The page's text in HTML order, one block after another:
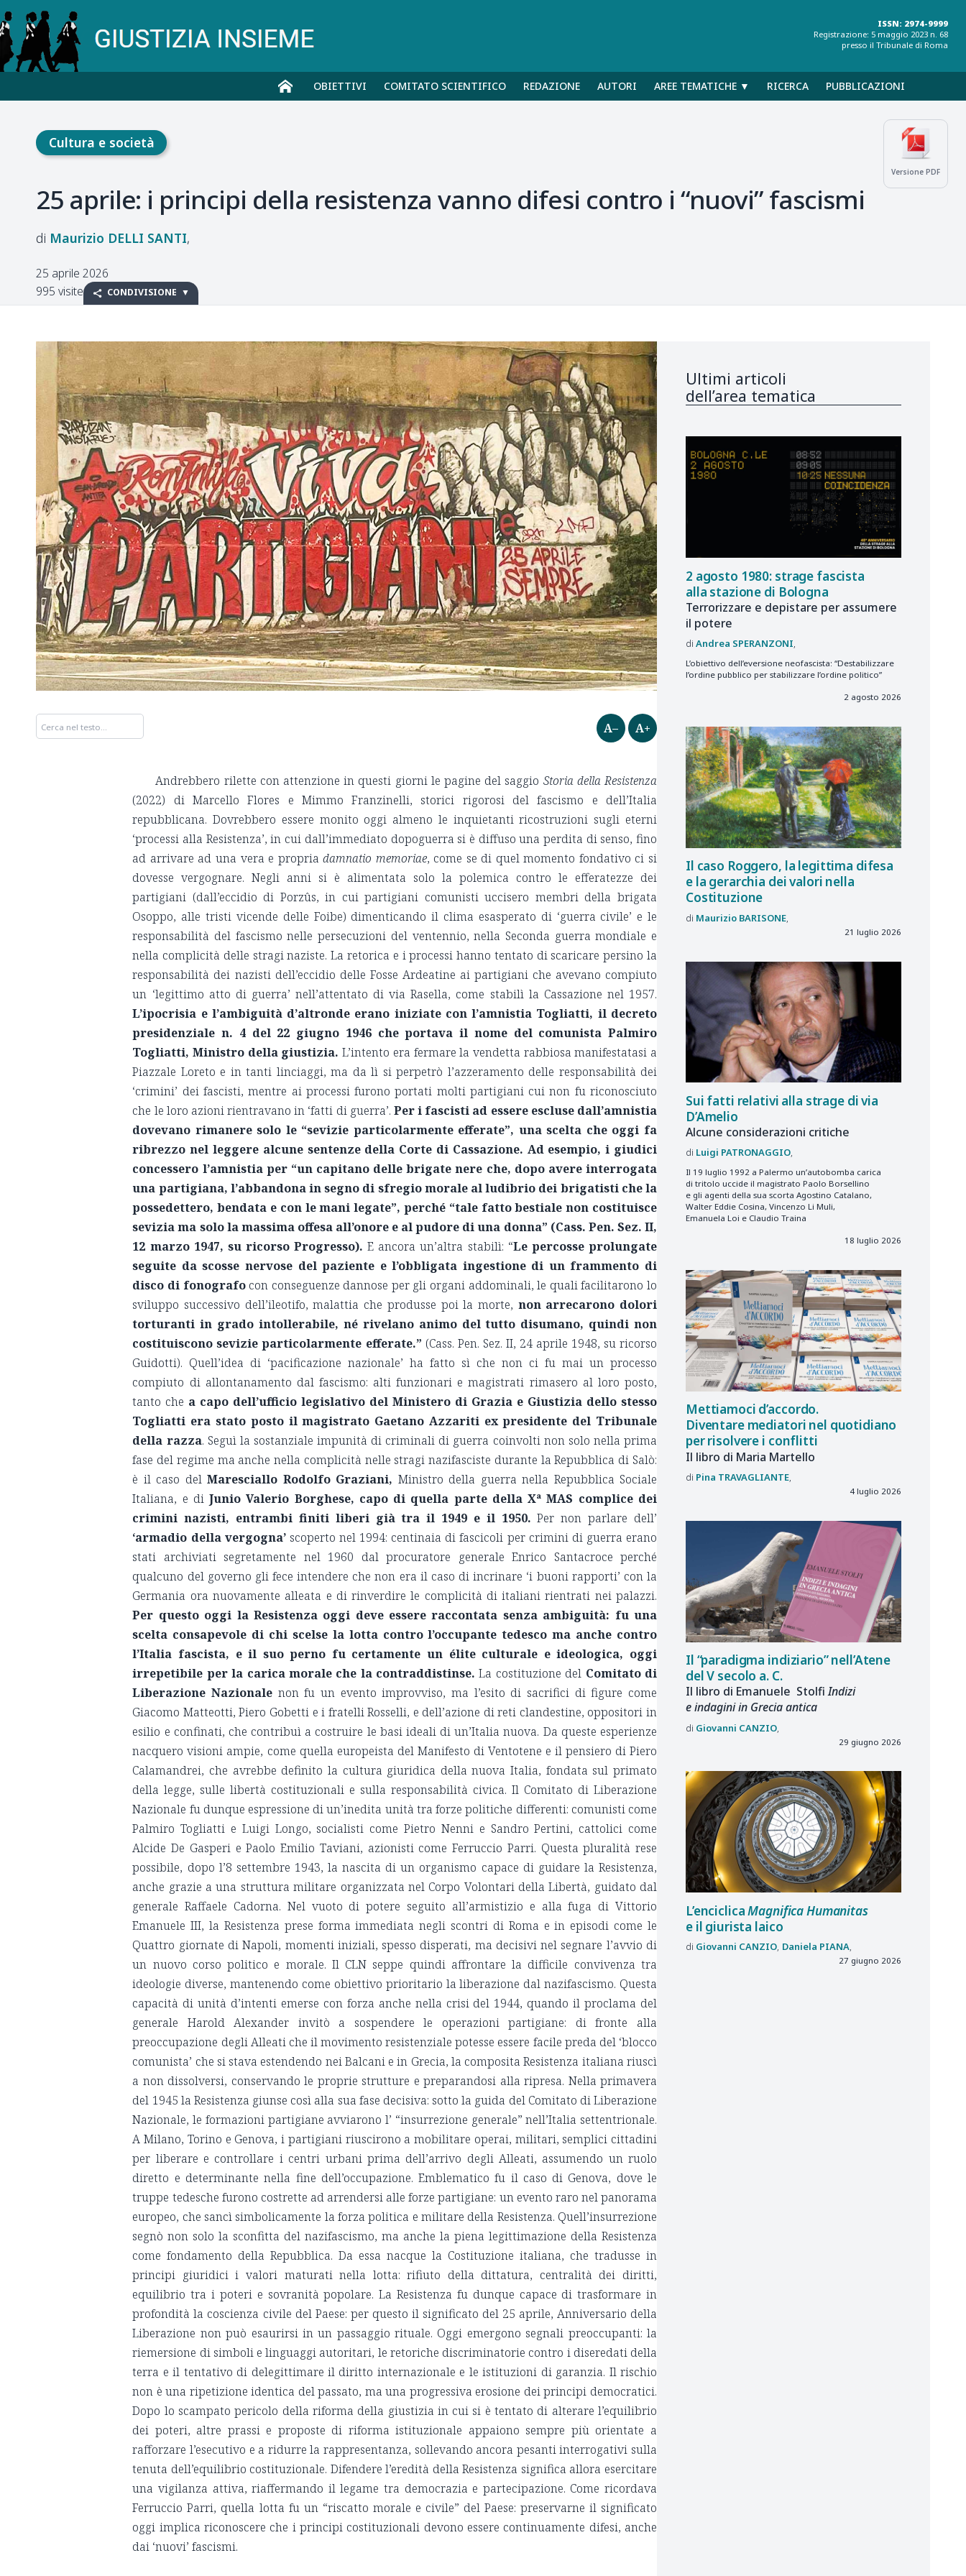
ISSN: 2974-9999
Registrazione: 5 maggio 2023 n. 68
presso il Tribunale di Roma
OBIETTIVI COMITATO SCIENTIFICO REDAZIONE AUTORI AREE TEMATICHE ▼ RICERCA PUBBLICAZIONI
Versione PDF
Cultura e società
25 aprile: i principi della resistenza vanno difesi contro i “nuovi” fascismi
Maurizio DELLI SANTI
25 aprile 2026
995 visite
CONDIVISIONE
A– A+
Andrebbero rilette con attenzione in questi giorni le pagine del saggio Storia della Resistenza
(2022) di Marcello Flores e Mimmo Franzinelli, storici rigorosi del fascismo e dell’Italia
repubblicana. Dovrebbero essere monito oggi almeno le inquietanti ricostruzioni sugli eterni
‘processi alla Resistenza’, in cui dall’immediato dopoguerra si è diffuso una perdita di senso, fino
ad arrivare ad una vera e propriadamnatio memoriae, come se di quel momento fondativo ci si
dovesse vergognare. Negli anni si è alimentata solo la polemica contro le efferatezze dei
partigiani (dall’eccidio di Porzûs, in cui partigiani comunisti uccisero membri della brigata
Osoppo, alle tristi vicende delle Foibe) dimenticando il clima esasperato di ‘guerra civile’ e le
responsabilità del fascismo nelle persecuzioni del ventennio, nella Seconda guerra mondiale e
nella complicità delle stragi naziste. La retorica e i processi hanno tentato di scaricare persino la
responsabilità dei nazisti dell’eccidio delle Fosse Ardeatine ai partigiani che avevano compiuto
un ‘legittimo atto di guerra’ nell’attentato di via Rasella, come stabilì la Cassazione nel 1957.
L’ipocrisia e l’ambiguità d’altronde erano iniziate con l’amnistia Togliatti, il decreto
presidenziale n. 4 del 22 giugno 1946 che portava il nome del comunista Palmiro
Togliatti, Ministro della giustizia.L’intento era fermare la vendetta rabbiosa manifestatasi a
Piazzale Loreto e in tanti linciaggi, ma da lì si perpetrò l’azzeramento delle responsabilità dei
‘crimini’ dei fascisti, mentre ai processi furono portati molti partigiani cui non fu riconosciuto
che le loro azioni rientravano in ‘fatti di guerra’. Per i fascisti ad essere escluse dall’amnistia
dovevano rimanere solo le “sevizie particolarmente efferate”, una scelta che oggi fa
ribrezzo nel leggere alcune sentenze della Corte di Cassazione. Ad esempio, i giudici
concessero l’amnistia per “un capitano delle brigate nere che, dopo avere interrogata
una partigiana, l’abbandona in segno di sfregio morale al ludibrio dei brigatisti che la
possedettero, bendata e con le mani legate”, perché “tale fatto bestiale non costituisce
sevizia ma solo la massima offesa all’onore e al pudore di una donna” (Cass. Pen. Sez. II,
12 marzo 1947, su ricorso Progresso).E ancora un’altra stabilì: “Le percosse prolungate
seguite da scosse nervose del paziente e l’obbligata ingestione di un frammento di
disco di fonografo con conseguenze dannose per gli organi addominali, le quali facilitarono lo
sviluppo successivo dell’ileotifo, malattia che produsse poi la morte, non arrecarono dolori
torturanti in grado intollerabile, né rivelano animo del tutto disumano, quindi non
costituiscono sevizie particolarmente efferate.” (Cass. Pen. Sez. II, 24 aprile 1948, su ricorso
Guidotti). Quell’idea di ‘pacificazione nazionale’ ha fatto sì che non ci fu mai un processo
compiuto di allontanamento dal fascismo: alti funzionari e magistrati rimasero al loro posto,
tanto che a capo dell’ufficio legislativo del Ministero di Grazia e Giustizia dello stesso
Togliatti era stato posto il magistrato Gaetano Azzariti ex presidente del Tribunale
della razza. Seguì la sostanziale impunità di criminali di guerra coinvolti non solo nella prima
fase del regime ma anche nella complicità nelle stragi nazifasciste durante la Repubblica di Salò:
è il caso delMaresciallo Rodolfo Graziani, Ministro della guerra nella Repubblica Sociale
Italiana, e diJunio Valerio Borghese, capo di quella parte della Xª MAS complice dei
crimini nazisti, entrambi finiti liberi già tra il 1949 e il 1950.Per non parlare dell’
‘armadio della vergogna’ scoperto nel 1994: centinaia di fascicoli per crimini di guerra erano
stati archiviati segretamente nel 1960 dal procuratore generale Enrico Santacroce perché
qualcuno del governo gli fece intendere che non era il caso di incrinare ‘i buoni rapporti’ con la
Germania ora nuovamente alleata e di rinverdire le complicità di italiani rientrati nei palazzi.
Per questo oggi la Resistenza oggi deve essere raccontata senza ambiguità: fu una
scelta consapevole di chi scelse la lotta contro l’occupante tedesco ma anche contro
l’Italia fascista, e il suo perno fu certamente un élite culturale e ideologica, oggi
irrepetibile per la carica morale che la contraddistinse.La costituzione del Comitato di
Liberazione Nazionale non fu un evento improvviso, ma l’esito di sacrifici di figure come
Giacomo Matteotti, Piero Gobetti e i fratelli Rosselli, e dell’azione di reti clandestine, oppositori in
esilio e confinati, che contribuì a costruire le basi ideali di un’Italia nuova. Da queste esperienze
nacquero visioni ampie, come quella europeista del Manifesto di Ventotene e il pensiero di Piero
Calamandrei, che avrebbe definito la cultura giuridica della nuova Italia, fondata sul primato
della legge, sulle libertà costituzionali e sulla responsabilità civica. Il Comitato di Liberazione
Nazionale fu dunque espressione di un’inedita unità tra forze politiche differenti: comunisti come
Palmiro Togliatti e Luigi Longo, socialisti come Pietro Nenni e Sandro Pertini, cattolici come
Alcide De Gasperi e Paolo Emilio Taviani, azionisti come Ferruccio Parri. Questa pluralità rese
possibile, dopo l’8 settembre 1943, la nascita di un organismo capace di guidare la Resistenza,
anche grazie a una struttura militare organizzata nel Corpo Volontari della Libertà, guidato dal
generale Raffaele Cadorna. Nel vuoto di potere seguito all’armistizio e alla fuga di Vittorio
Emanuele III, la Resistenza prese forma immediata negli scontri di Roma e in episodi come le
Quattro giornate di Napoli, momenti iniziali, spesso disperati, ma decisivi nel segnare l’avvio di
un nuovo corso politico e morale. Il CLN seppe quindi affrontare la difficile convivenza tra
ideologie diverse, mantenendo come obiettivo prioritario la liberazione dal nazifascismo. Questa
capacità di unità d’intenti emerse con forza anche nella crisi del 1944, quando il proclama del
generale Harold Alexander invitò a sospendere le operazioni partigiane: di fronte alla
preoccupazione degli Alleati che il movimento resistenziale potesse essere facile preda del ‘blocco
comunista’ che si stava estendendo nei Balcani e in Grecia, la composita Resistenza italiana riuscì
a non dissolversi, conservando le proprie strutture e preparandosi alla ripresa. Nella primavera
del 1945 la Resistenza giunse così alla sua fase decisiva: sotto la guida del Comitato di Liberazione
Nazionale, le formazioni partigiane avviarono l’ “insurrezione generale” nell’Italia settentrionale.
A Milano, Torino e Genova, i partigiani riuscirono a mobilitare operai, militari, semplici cittadini
per liberare e controllare i centri urbani prima dell’arrivo degli Alleati, assumendo un ruolo
diretto e determinante nella fine dell’occupazione. Emblematico fu il caso di Genova, dove le
truppe tedesche furono costrette ad arrendersi alle forze partigiane: un evento raro nel panorama
europeo, che sancì simbolicamente la forza politica e militare della Resistenza. Quell’insurrezione
segnò non solo la sconfitta del nazifascismo, ma anche la piena legittimazione della Resistenza
come fondamento della Repubblica. Da essa nacque la Costituzione italiana, che tradusse in
principi giuridici i valori maturati nella lotta: rifiuto della dittatura, centralità dei diritti,
equilibrio tra i poteri e sovranità popolare. La Resistenza fu dunque capace di trasformare in
profondità la coscienza civile del Paese: per questo il significato del 25 aprile, Anniversario della
Liberazione non può esaurirsi in un passaggio rituale. Oggi emergono segnali preoccupanti: la
riemersione di simboli e linguaggi autoritari, le retoriche discriminatorie contro i diseredati della
terra e il tentativo di delegittimare il diritto internazionale e le istituzioni di garanzia. Il rischio
non è una ripetizione identica del passato, ma una progressiva erosione dei principi democratici.
Dopo lo scampato pericolo della riforma della giustizia in cui si è tentato di alterare l’equilibrio
dei poteri, altre prassi e proposte di riforma istituzionale appaiono sempre più orientate a
rafforzare l’esecutivo e a ridurre la rappresentanza, sollevando ancora pesanti interrogativi sulla
tenuta dell’equilibrio costituzionale. Difendere l’eredità della Resistenza significa allora esercitare
una vigilanza attiva, riaffermando il legame tra democrazia e partecipazione. Come ricordava
Ferruccio Parri, quella lotta fu un “riscatto morale e civile” del Paese: preservarne il significato
oggi implica riconoscere che i principi costituzionali devono essere continuamente difesi, anche
dai ‘nuovi’ fascismi.
Ultimi articoli
dell’area tematica
2 agosto 1980: strage fascista
alla stazione di Bologna
Terrorizzare e depistare per assumere
il potere
Andrea SPERANZONI
L’obiettivo dell’eversione neofascista: “Destabilizzare
l’ordine pubblico per stabilizzare l’ordine politico”
2 agosto 2026
Il caso Roggero, la legittima difesa
e la gerarchia dei valori nella
Costituzione
Maurizio BARISONE
21 luglio 2026
Sui fatti relativi alla strage di via
D’Amelio
Alcune considerazioni critiche
Luigi PATRONAGGIO
Il 19 luglio 1992 a Palermo un’autobomba carica
di tritolo uccide il magistrato Paolo Borsellino
e gli agenti della sua scorta Agostino Catalano,
Walter Eddie Cosina, Vincenzo Li Muli,
Emanuela Loi e Claudio Traina
18 luglio 2026
Mettiamoci d’accordo.
Diventare mediatori nel quotidiano
per risolvere i conflitti
Il libro di Maria Martello
Pina TRAVAGLIANTE
4 luglio 2026
Il “paradigma indiziario” nell’Atene
del V secolo a. C.
Il libro di Emanuele StolfiIndizi
e indagini in Grecia antica
Giovanni CANZIO
29 giugno 2026
L’enciclicaMagnifica Humanitas
e il giurista laico
Giovanni CANZIO Daniela PIANA
27 giugno 2026